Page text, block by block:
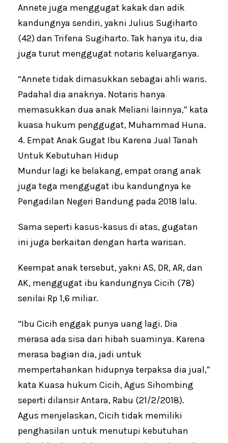
Annete juga menggugat kakak dan adik
kandungnya sendiri, yakni Julius Sugiharto
(42) dan Trifena Sugiharto. Tak hanya itu, dia
juga turut menggugat notaris keluarganya.
“Annete tidak dimasukkan sebagai ahli waris.
Padahal dia anaknya. Notaris hanya
memasukkan dua anak Meliani lainnya,” kata
kuasa hukum penggugat, Muhammad Huna.
4. Empat Anak Gugat Ibu Karena Jual Tanah
Untuk Kebutuhan Hidup
Mundur lagi ke belakang, empat orang anak
juga tega menggugat ibu kandungnya ke
Pengadilan Negeri Bandung pada 2018 lalu.
Sama seperti kasus-kasus di atas, gugatan
ini juga berkaitan dengan harta warisan.
Keempat anak tersebut, yakni AS, DR, AR, dan
AK, menggugat ibu kandungnya Cicih (78)
senilai Rp 1,6 miliar.
“Ibu Cicih enggak punya uang lagi. Dia
merasa ada sisa dari hibah suaminya. Karena
merasa bagian dia, jadi untuk
mempertahankan hidupnya terpaksa dia jual,”
kata Kuasa hukum Cicih, Agus Sihombing
seperti dilansir Antara, Rabu (21/2/2018).
Agus menjelaskan, Cicih tidak memiliki
penghasilan untuk menutupi kebutuhan